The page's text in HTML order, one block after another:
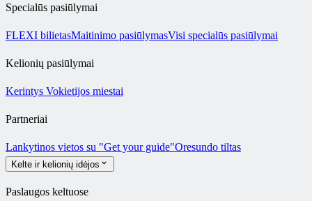
Specialūs pasiūlymai
FLEXI bilietasMaitinimo pasiūlymasVisi specialūs pasiūlymai
Kelionių pasiūlymai
Kerintys Vokietijos miestai
Partneriai
Lankytinos vietos su "Get your guide"Oresundo tiltas
Kelte ir kelionių idėjos
Paslaugos keltuose